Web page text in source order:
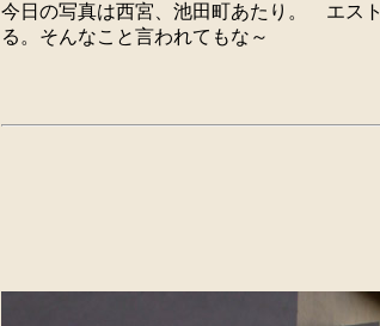
今日の写真は西宮、池田町あたり。 エス
る。そんなこと言われてもな～